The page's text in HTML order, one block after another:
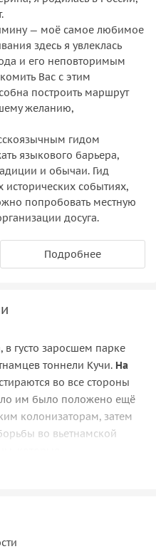
— моё самое любимое
здесь я увлеклась
и его неповторимым
Вас с этим
построить маршрут
желанию,
гидом
языкового барьера,
и обычаи. Гид
исторических событиях,
попробовать местную
досуга.
Подробнее
густо заросшем парке
тоннели Кучи. На
во все стороны
им было положено ещё
колонизаторам, затем
во вьетнамской
во время захвата
русскоязычным гидом,
Гид проведёт вас под